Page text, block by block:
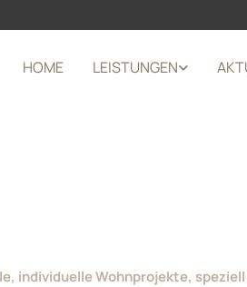
HOME LEISTUNGEN
individuelle Wohnprojekte,